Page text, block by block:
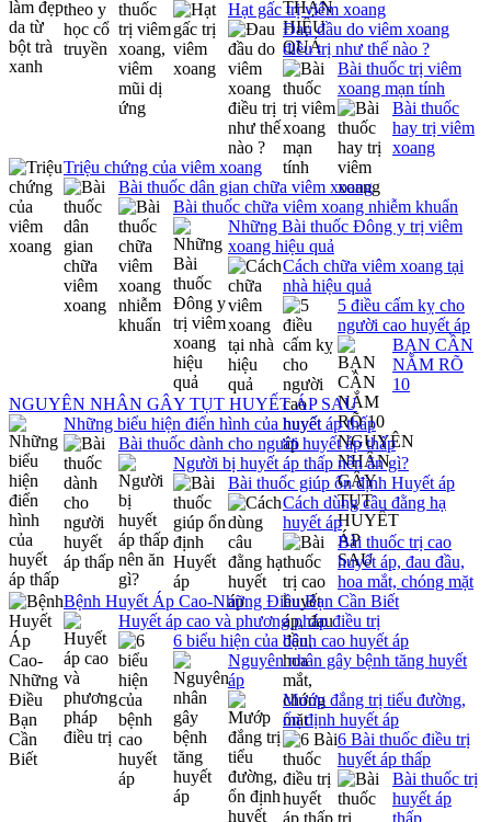
Hạt gấc trị viêm xoang
Đau đầu do viêm xoang
điều trị như thế nào ?
Bài thuốc trị viêm
xoang mạn tính
Bài thuốc
hay trị viêm
xoang
Triệu chứng của viêm xoang
Bài thuốc dân gian chữa viêm xoang
Bài thuốc chữa viêm xoang nhiễm khuẩn
Những Bài thuốc Đông y trị viêm
xoang hiệu quả
Cách chữa viêm xoang tại
nhà hiệu quả
5 điều cấm kỵ cho
người cao huyết áp
BẠN CẦN
NẮM RÕ
10
NGUYÊN NHÂN GÂY TỤT HUYẾT ÁP SAU
Những biểu hiện điển hình của huyết áp thấp
Bài thuốc dành cho người huyết áp thấp
Người bị huyết áp thấp nên ăn gì?
Bài thuốc giúp ổn định Huyết áp
Cách dùng câu đằng hạ
huyết áp
Bài thuốc trị cao
huyết áp, đau đầu,
hoa mắt, chóng mặt
Bệnh Huyết Áp Cao-Những Điều Bạn Cần Biết
Huyết áp cao và phương pháp điều trị
6 biểu hiện của bệnh cao huyết áp
Nguyên nhân gây bệnh tăng huyết
áp
Mướp đắng trị tiểu đường,
ổn định huyết áp
6 Bài thuốc điều trị
huyết áp thấp
Bài thuốc trị
huyết áp
thấp